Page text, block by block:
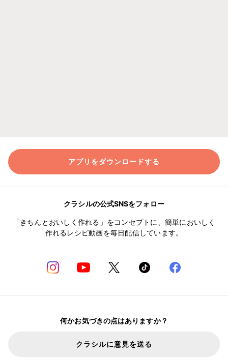
アプリをダウンロードする
クラシルの公式SNSをフォロー
「きちんとおいしく作れる」をコンセプトに、簡単においしく
作れるレシピ動画を毎日配信しています。
何かお気づきの点はありますか？
クラシルに意見を送る